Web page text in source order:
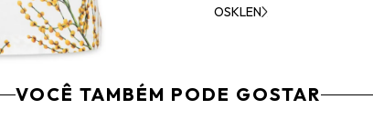
OSKLEN
VOCÊ TAMBÉM PODE GOSTAR